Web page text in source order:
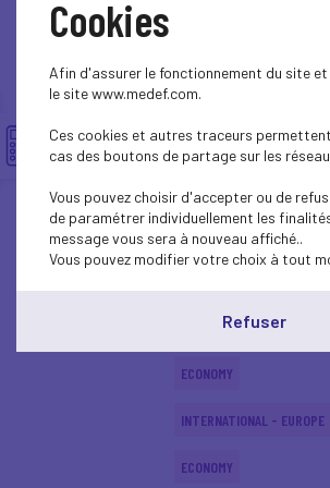
INTERNATIONAL - EUROPE
ECONOMY
ECONOMY
ECONOMY
ECONOMY
INTERNATIONAL - EUROPE
ECONOMY
Cookies
Afin d'assurer le fonctionnement du site
le site www.medef.com.
Ces cookies et autres traceurs
cas des boutons de partage sur les
Vous pouvez choisir d'accepter ou de
de paramétrer individuellement les
message vous sera à nouveau affiché..
Vous pouvez modifier votre choix à tout
Refuser